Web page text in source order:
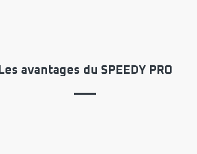
Les avantages du SPEEDY PRO